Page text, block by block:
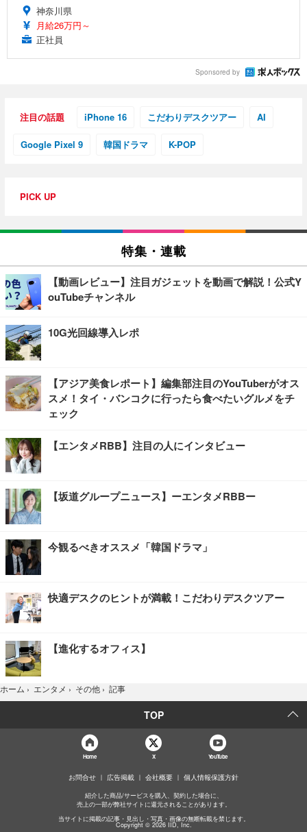
神奈川県
月給26万円～
正社員
Sponsored by
注目の話題 iPhone 16 こだわりデスクツアー AI
Google Pixel 9 韓国ドラマ K-POP
PICK UP
特集・連載
【動画レビュー】注目ガジェットを動画で解説！公式Y
ouTubeチャンネル
10G光回線導入レポ
【アジア美食レポート】編集部注目のYouTuberがオス
スメ！タイ・バンコクに行ったら食べたいグルメをチ
ェック
【エンタメRBB】注目の人にインタビュー
【坂道グループニュース】ーエンタメRBBー
今観るべきオススメ「韓国ドラマ」
快適デスクのヒントが満載！こだわりデスクツアー
【進化するオフィス】
ホーム › エンタメ › その他 › 記事
TOP
Home X YouTube
お問合せ 広告掲載 会社概要 個人情報保護方針
紹介した商品/サービスを購入、契約した場合に、
売上の一部が弊社サイトに還元されることがあります。
当サイトに掲載の記事・見出し・写真・画像の無断転載を禁じます。
Copyright © 2026 IID, Inc.